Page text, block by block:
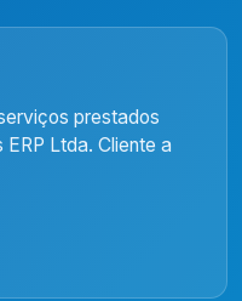
prestados
Ltda. Cliente a